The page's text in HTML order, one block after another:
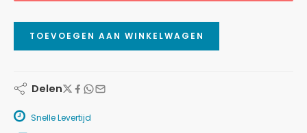
TOEVOEGEN AAN WINKELWAGEN
Delen
Snelle Levertijd